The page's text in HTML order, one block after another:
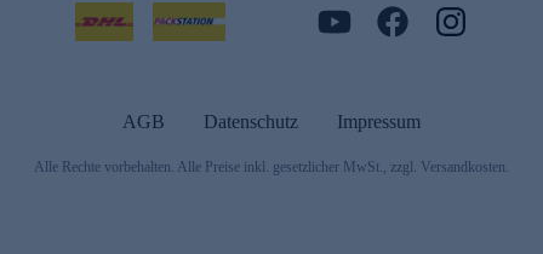
AGB Datenschutz Impressum
Alle Rechte vorbehalten. Alle Preise inkl. gesetzlicher MwSt., zzgl. Versandkosten.